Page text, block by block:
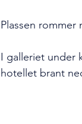
Plassen
I galleriet under
hotellet brant